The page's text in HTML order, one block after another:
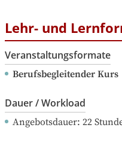
Lehr- und
Veranstaltungsformate
Berufsbegleitender Kurs
Dauer / Workload
Angebotsdauer: 22